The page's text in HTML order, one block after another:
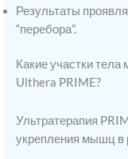
Результаты
“перебора”.
Какие участки
Ulthera PRIME?
Ультратерапия
укрепления мышц в